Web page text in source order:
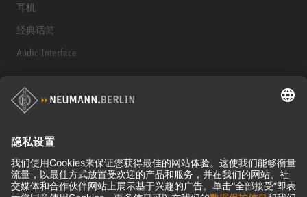
耳机
经典话筒
Audio Interface